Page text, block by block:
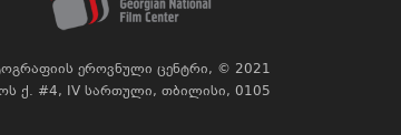
ეროვნული ცენტრი, © 2021
ქ. #4, IV სართული, თბილისი, 0105